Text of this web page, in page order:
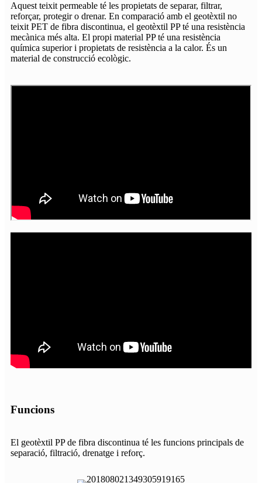
Aquest teixit permeable té les propietats de separar, filtrar,
reforçar, protegir o drenar. En comparació amb el geotèxtil no
teixit PET de fibra discontinua, el geotèxtil PP té una resistència
mecànica més alta. El propi material PP té una resistència
química superior i propietats de resistència a la calor. És un
material de construcció ecològic.
Funcions
El geotèxtil PP de fibra discontinua té les funcions principals de
separació, filtració, drenatge i reforç.